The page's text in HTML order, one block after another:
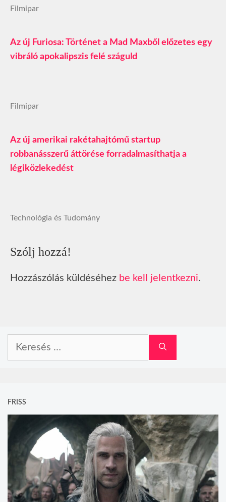
Filmipar
Az új Furiosa: Történet a Mad Maxből előzetes egy
vibráló apokalipszis felé száguld
Filmipar
Az új amerikai rakétahajtómű startup
robbanásszerű áttörése forradalmasíthatja a
légiközlekedést
Technológia és Tudomány
Szólj hozzá!
Hozzászólás küldéséhez be kell jelentkezni.
FRISS